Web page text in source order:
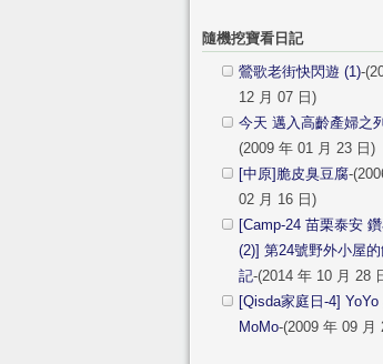
隨機挖寶看日記
鶯歌老街快閃遊 (1)-
12 月 07 日)
今天 邁入高齡產婦之列
(2009 年 01 月 23 日)
[中原]脆皮臭豆腐-
02 月 16 日)
[Camp-24 苗栗泰安
(2)] 第24號野外小屋
記-(2014 年 10 月 28
[Qisda家庭日-4] YoYo
MoMo-(2009 年 09 月